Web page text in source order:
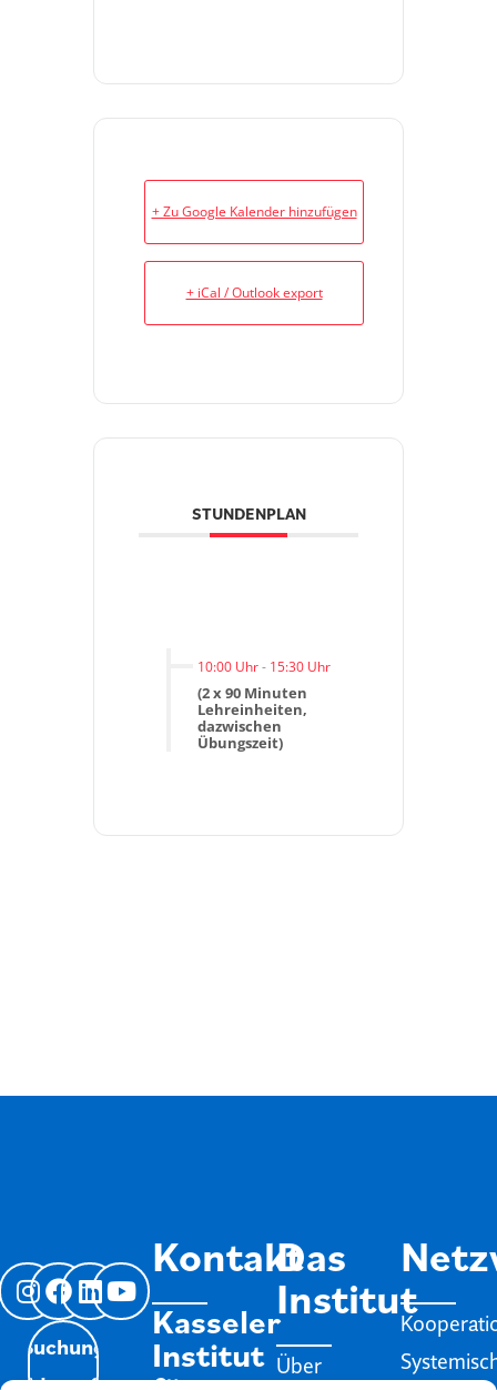
+ Zu Google Kalender hinzufügen
+ iCal / Outlook export
STUNDENPLAN
10:00 Uhr- 15:30 Uhr
(2 x 90 Minuten
Lehreinheiten,
dazwischen
Übungszeit)
Buchung
Kontakt
Kasseler
Institut
Das
Institut
Über